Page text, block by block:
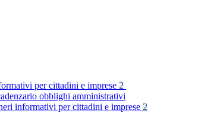
per cittadini e imprese 2
obblighi amministrativi
informativi per cittadini e imprese 2